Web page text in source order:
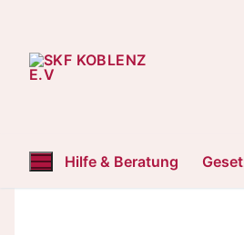
Hilfe & Beratung